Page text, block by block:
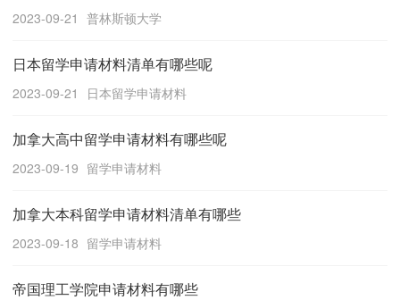
2023-09-21 普林斯顿大学
日本留学申请材料清单有哪些呢
2023-09-21 日本留学申请材料
加拿大高中留学申请材料有哪些呢
2023-09-19 留学申请材料
加拿大本科留学申请材料清单有哪些
2023-09-18 留学申请材料
帝国理工学院申请材料有哪些